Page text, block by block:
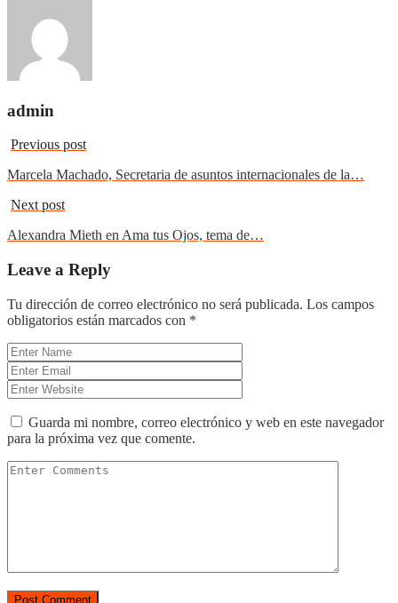
admin
Previous post
Marcela Machado, Secretaria de asuntos internacionales de la…
Next post
Alexandra Mieth en Ama tus Ojos, tema de…
Leave a Reply
Tu dirección de correo electrónico no será publicada. Los campos
obligatorios están marcados con *
Guarda mi nombre, correo electrónico y web en este navegador
para la próxima vez que comente.